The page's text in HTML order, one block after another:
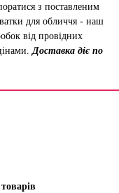
з поставленим
для обличчя - наш
від провідних
Доставка діє по